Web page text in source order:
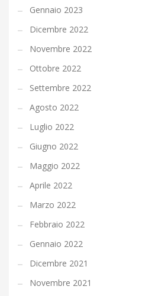
Gennaio 2023
Dicembre 2022
Novembre 2022
Ottobre 2022
Settembre 2022
Agosto 2022
Luglio 2022
Giugno 2022
Maggio 2022
Aprile 2022
Marzo 2022
Febbraio 2022
Gennaio 2022
Dicembre 2021
Novembre 2021